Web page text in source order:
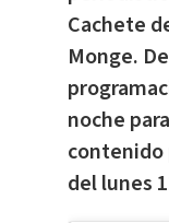
Cachete
Monge.
noche
contenido
del lunes